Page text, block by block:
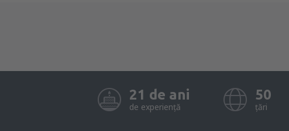
21 de ani
de experiență
50
țări